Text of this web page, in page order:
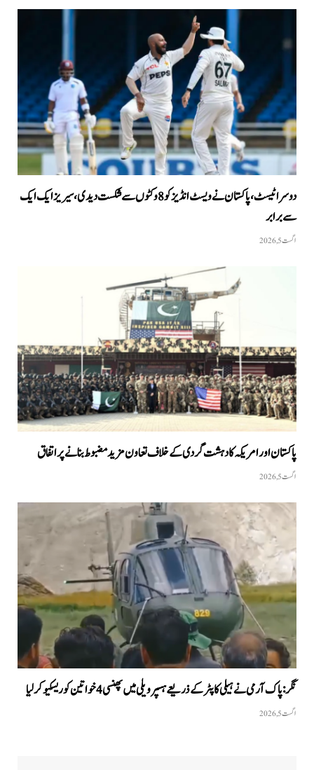
دوسرا ٹیسٹ، پاکستان نے ویسٹ انڈیز کو 8 وکٹوں سے شکست دیدی، سیریز ایک ایک
سے برابر
اگست 5, 2026
پاکستان اور امریکہ کا دہشت گردی کے خلاف تعاون مزید مضبوط بنانے پر اتفاق
اگست 5, 2026
نگر: پاک آرمی نے ہیلی کاپٹر کے ذریعے ہسپر ویلی میں پھنسی 4 خواتین کو ریسکیو کرلیا
اگست 5, 2026